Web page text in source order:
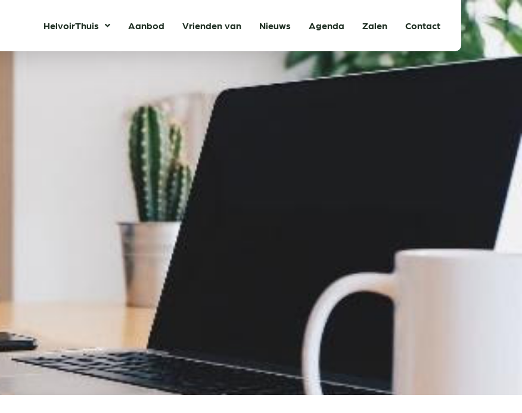
HelvoirThuis Aanbod Vrienden van Nieuws Agenda Zalen Contact